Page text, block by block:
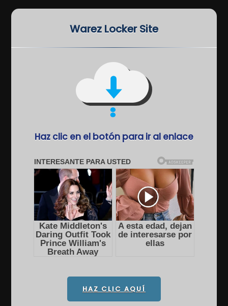
Warez Locker Site
Haz clic en el botón para ir al enlace
HAZ CLIC AQUÍ